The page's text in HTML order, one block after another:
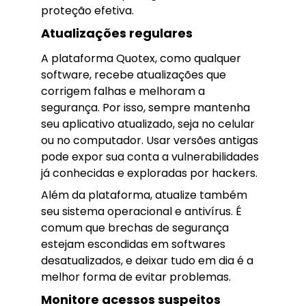
proteção efetiva.
Atualizações regulares
A plataforma Quotex, como qualquer
software, recebe atualizações que
corrigem falhas e melhoram a
segurança. Por isso, sempre mantenha
seu aplicativo atualizado, seja no celular
ou no computador. Usar versões antigas
pode expor sua conta a vulnerabilidades
já conhecidas e exploradas por hackers.
Além da plataforma, atualize também
seu sistema operacional e antivírus. É
comum que brechas de segurança
estejam escondidas em softwares
desatualizados, e deixar tudo em dia é a
melhor forma de evitar problemas.
Monitore acessos suspeitos